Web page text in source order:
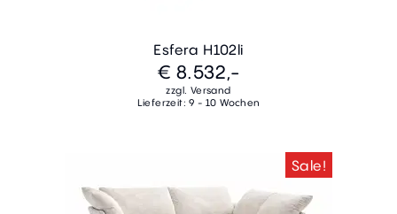
Esfera H102li
€ 8.532,-
zzgl. Versand
Lieferzeit: 9 - 10 Wochen
Sale!